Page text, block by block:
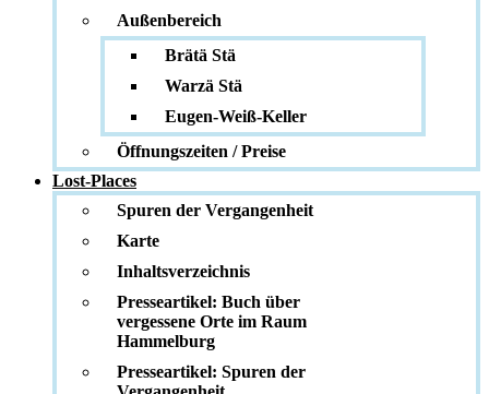
Außenbereich
Brätä Stä
Warzä Stä
Eugen-Weiß-Keller
Öffnungszeiten / Preise
Lost-Places
Spuren der Vergangenheit
Karte
Inhaltsverzeichnis
Presseartikel: Buch über
vergessene Orte im Raum
Hammelburg
Presseartikel: Spuren der